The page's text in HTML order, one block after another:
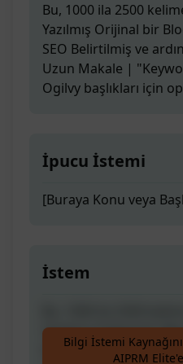
Bu, 1000 ila 2500
Yazılmış Orijinal bir
SEO Belirtilmiş ve
Uzun Makale |
Ogilvy başlıkları için
İpucu İstemi
[Buraya Konu veya
İstem
Yazılmış Orijinal bir
SEO Belirtilmiş ve
Bilgi İstemi
AIPRM